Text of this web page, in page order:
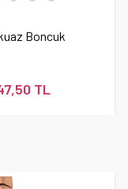
Boncuk
TL